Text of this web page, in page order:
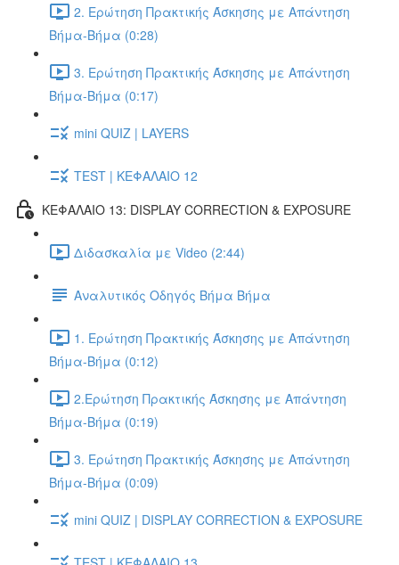
2. Ερώτηση Πρακτικής Άσκησης με Απάντηση
Βήμα-Βήμα (0:28)
3. Ερώτηση Πρακτικής Άσκησης με Απάντηση
Βήμα-Βήμα (0:17)
mini QUIZ | LAYERS
TEST | ΚΕΦΑΛΑΙΟ 12
ΚΕΦΑΛΑΙΟ 13: DISPLAY CORRECTION & EXPOSURE
Διδασκαλία με Video (2:44)
Αναλυτικός Οδηγός Βήμα Βήμα
1. Ερώτηση Πρακτικής Άσκησης με Απάντηση
Βήμα-Βήμα (0:12)
2.Ερώτηση Πρακτικής Άσκησης με Απάντηση
Βήμα-Βήμα (0:19)
3. Ερώτηση Πρακτικής Άσκησης με Απάντηση
Βήμα-Βήμα (0:09)
mini QUIZ | DISPLAY CORRECTION & EXPOSURE